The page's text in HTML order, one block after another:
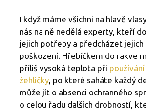
I když máme všichni na hlavě
nás na ně nedělá experty, kteří
jejich potřeby a předcházet jejich
poškození. Hřebíčkem do rakve
příliš vysoká teplota při
žehličky, po které saháte každý
může jít o absenci ochranného
o celou řadu dalších drobností,